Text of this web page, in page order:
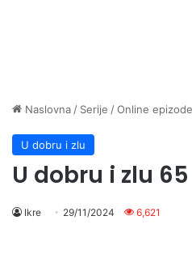
Naslovna / Serije /Online epizode
U dobru i zlu
U dobru i zlu
Ikre 29/11/2024 6,621